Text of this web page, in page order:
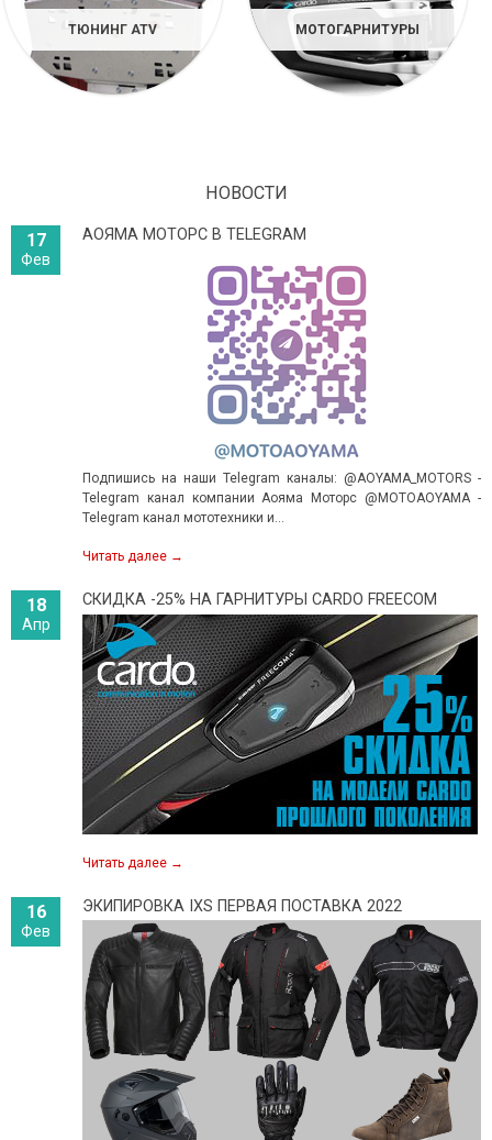
ТЮНИНГ ATV МОТОГАРНИТУРЫ
НОВОСТИ
17
Фев
АОЯМА МОТОРС В TELEGRAM
Подпишись на наши Telegram каналы: @AOYAMA_MOTORS -
Telegram канал компании Аояма Моторс @MOTOAOYAMA -
Telegram канал мототехники и...
Читать далее →
18
Апр
СКИДКА -25% НА ГАРНИТУРЫ CARDO FREECOM
Читать далее →
16
Фев
ЭКИПИРОВКА IXS ПЕРВАЯ ПОСТАВКА 2022